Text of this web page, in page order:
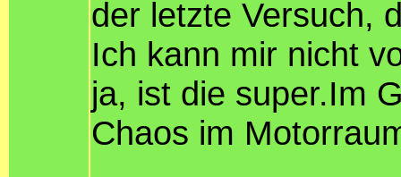
der letzte Versuch,
Ich kann mir nicht
ja, ist die super.Im
Chaos im